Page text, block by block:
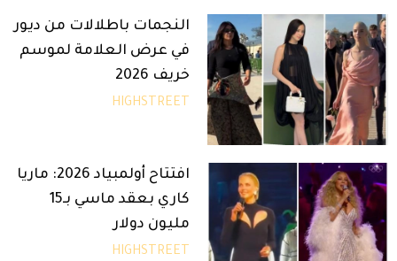
النجمات باطلالات من ديور
في عرض العلامة لموسم
خريف 2026
HIGHSTREET
افتتاح أولمبياد 2026: ماريا
كاري بعقد ماسي بـ15
مليون دولار
HIGHSTREET